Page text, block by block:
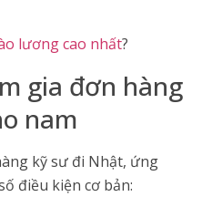
lương cao nhất?
gia đơn hàng
nam
kỹ sư đi Nhật, ứng
điều kiện cơ bản: